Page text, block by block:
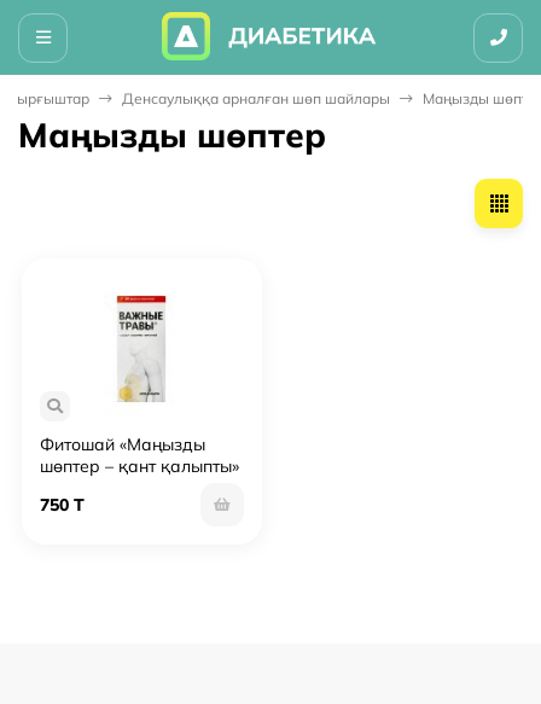
Денсаулыққа арналған шөп шайлары Маңызды
Маңызды шөптер
Фитошай «Маңызды
шөптер – қант қалыпты»
750 T